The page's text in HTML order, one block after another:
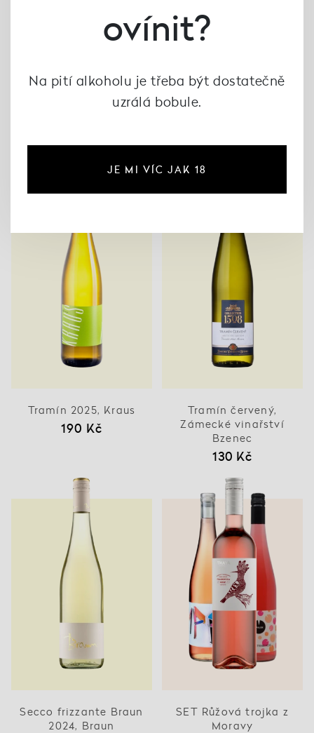
Cuvée blanc 2025, ZD -
170 Kč
Chardonnay 2025, ZD -
195 Kč
Tramín 2025, Kraus
190 Kč
Tramín červený,
Zámecké vinařství
Bzenec
130 Kč
Secco frizzante Braun
2024, Braun
SET Růžová trojka z
Moravy
ovínit?
Na pití alkoholu je třeba být dostatečně
uzrálá bobule.
JE MI VÍC JAK 18